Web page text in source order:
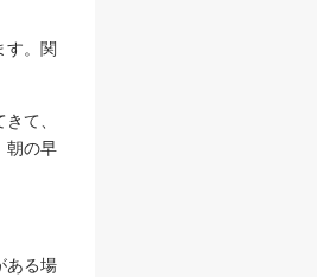
す。関
て、
朝の早
ある場